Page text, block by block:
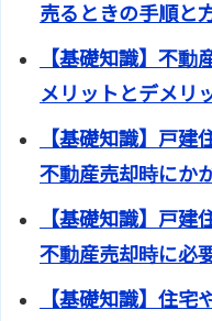
売るときの手順と
【基礎知識】不動
メリットとデメリ
【基礎知識】戸
不動産売却時にか
【基礎知識】戸
不動産売却時に必
【基礎知識】住